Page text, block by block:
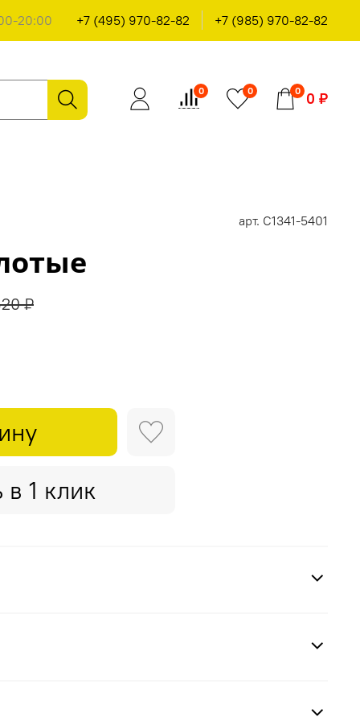
20:00 +7 (495) 970-82-82 +7 (985) 970-82-82
0 0 0 0 ₽
арт. С1341-5401
₽
1 клик